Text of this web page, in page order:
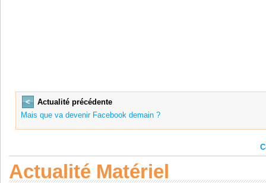
<
Actualité précédente
Mais que va devenir Facebook demain ?
Actualité Matériel